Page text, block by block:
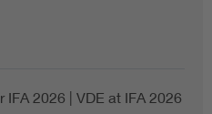
IFA 2026 | VDE at IFA 2026